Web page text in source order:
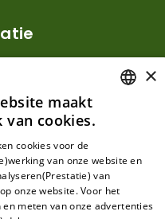
GERMAN
×
maakt
van cookies.
cookies voor de
van onze website en
van
onze website. Voor het
en meten van onze advertenties